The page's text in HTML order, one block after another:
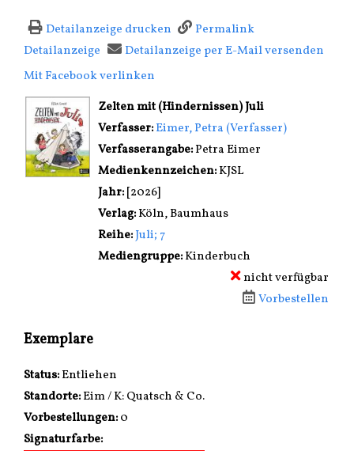
Detailanzeige drucken
Permalink
Detailanzeige
Detailanzeige per E-Mail versenden
Mit Facebook verlinken
wird in neuem Tab geöffnet
Zelten mit (Hindernissen) Juli
Verfasser:Suche nach diesem Verfasser
Eimer, Petra (Verfasser)
Verfasserangabe:Petra Eimer
Medienkennzeichen:KJSL
Jahr: [2026]
Verlag:Köln, Baumhaus
Reihe:Juli; 7
Mediengruppe:Kinderbuch
nicht verfügbar
Vorbestellen
Exemplare
Status:Entliehen
Standorte:Eim / K: Quatsch & Co.
Vorbestellungen:0
Signaturfarbe: